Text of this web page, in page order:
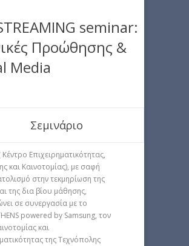
seminar:
Προώθησης &
Media
Σεμινάριο
Επιχειρηματικότητας,
και Καινοτομίας), με σαφή
στην τεκμηρίωση της
της δια βίου μάθησης,
σε συνεργασία με το
powered by Samsung, τον
και
της Τεχνόπολης